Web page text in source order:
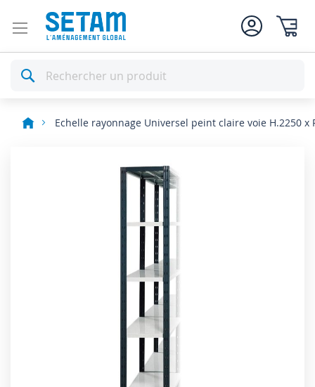
Rechercher
Echelle rayonnage Universel peint claire voie H.2250 x